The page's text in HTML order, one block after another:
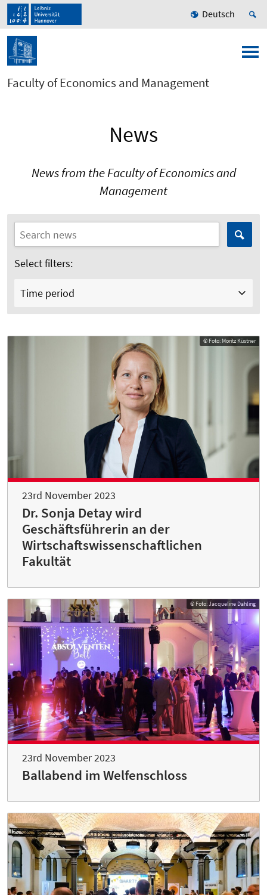
Deutsch
Faculty of Economics and Management
News
News from the Faculty of Economics and
Management
Select filters:
Time period
© Foto: Moritz Küstner
23rd November 2023
Dr. Sonja Detay wird
Geschäftsführerin an der
Wirtschaftswissenschaftlichen
Fakultät
© Foto: Jacqueline Dahling
23rd November 2023
Ballabend im Welfenschloss